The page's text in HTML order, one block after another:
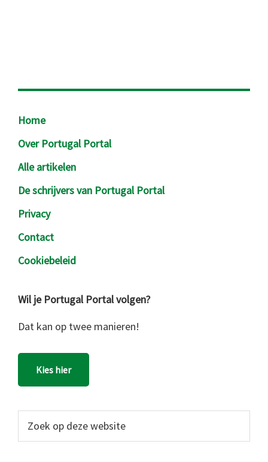
Footer
Home
Over Portugal Portal
Alle artikelen
De schrijvers van Portugal Portal
Privacy
Contact
Cookiebeleid
Wil je Portugal Portal volgen?
Dat kan op twee manieren!
Kies hier